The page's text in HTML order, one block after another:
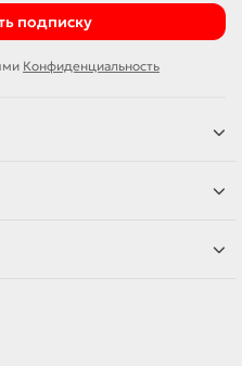
подписку
Конфиденциальность